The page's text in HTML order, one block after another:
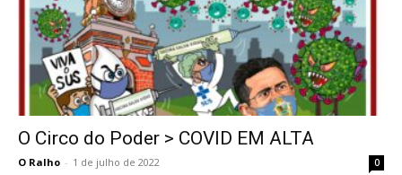
O Circo do Poder > COVID EM ALTA
O Ralho - 1 de julho de 2022 0